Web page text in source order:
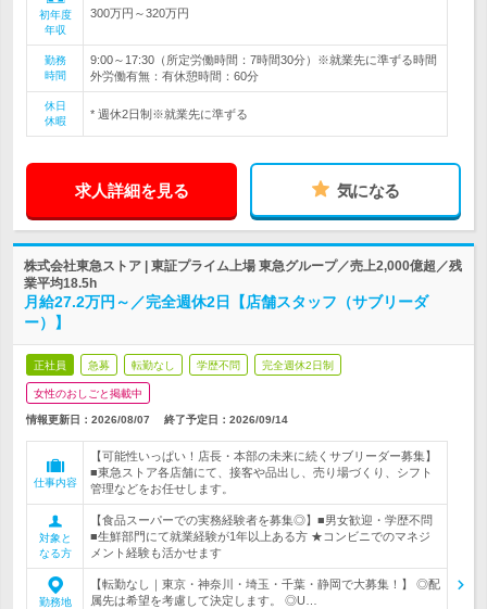
初年度
年収
300万円～320万円
勤務
時間
9:00～17:30（所定労働時間：7時間30分）※就業先に準ずる時間
外労働有無：有休憩時間：60分
休日
休暇
* 週休2日制※就業先に準ずる
求人詳細を見る 気になる
株式会社東急ストア | 東証プライム上場 東急グループ／売上2,000億超／残
業平均18.5h
月給27.2万円～／完全週休2日【店舗スタッフ（サブリーダ
ー）】
正社員 急募 転勤なし 学歴不問 完全週休2日制
女性のおしごと掲載中
情報更新日：2026/08/07 終了予定日： 2026/09/14
仕事内容
【可能性いっぱい！店長・本部の未来に続くサブリーダー募集】
■東急ストア各店舗にて、接客や品出し、売り場づくり、シフト
管理などをお任せします。
対象と
なる方
【食品スーパーでの実務経験者を募集◎】■男女歓迎・学歴不問
■生鮮部門にて就業経験が1年以上ある方 ★コンビニでのマネジ
メント経験も活かせます
勤務地
【転勤なし｜東京・神奈川・埼玉・千葉・静岡で大募集！】 ◎配
属先は希望を考慮して決定します。 ◎U…